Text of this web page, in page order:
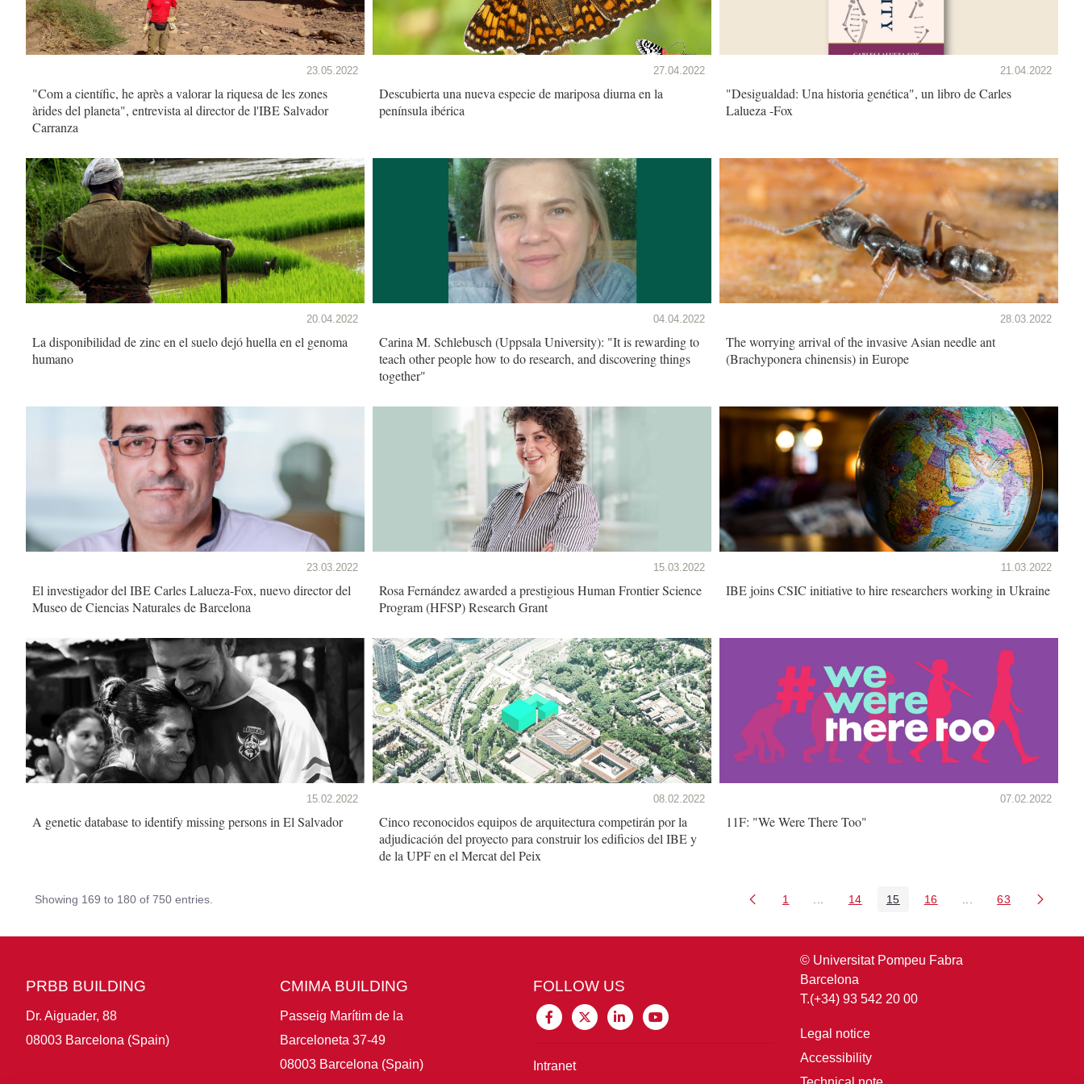
23.05.2022
"Com a científic, he après a valorar la riquesa de les zones
àrides del planeta", entrevista al director de l'IBE Salvador
Carranza
27.04.2022
Descubierta una nueva especie de mariposa diurna en la
península ibérica
21.04.2022
"Desigualdad: Una historia genética", un libro de Carles
Lalueza -Fox
20.04.2022
La disponibilidad de zinc en el suelo dejó huella en el genoma
humano
04.04.2022
Carina M. Schlebusch (Uppsala University): "It is rewarding to
teach other people how to do research, and discovering things
together"
28.03.2022
The worrying arrival of the invasive Asian needle ant
(Brachyponera chinensis) in Europe
23.03.2022
El investigador del IBE Carles Lalueza-Fox, nuevo director del
Museo de Ciencias Naturales de Barcelona
15.03.2022
Rosa Fernández awarded a prestigious Human Frontier Science
Program (HFSP) Research Grant
11.03.2022
IBE joins CSIC initiative to hire researchers working in Ukraine
15.02.2022
A genetic database to identify missing persons in El Salvador
08.02.2022
Cinco reconocidos equipos de arquitectura competirán por la
adjudicación del proyecto para construir los edificios del IBE y
de la UPF en el Mercat del Peix
07.02.2022
11F: "We Were There Too"
Showing 169 to 180 of 750 entries. Page
1 Intermediate Pages Use TAB to navigate.
Page
14 Page
15 Page
16 Intermediate Pages
Page
63
PRBB BUILDING
Dr. Aiguader, 88
08003 Barcelona (Spain)
CMIMA BUILDING
Passeig Marítim de la
Barceloneta 37-49
08003 Barcelona (Spain)
FOLLOW US
Intranet
© Universitat Pompeu Fabra
Barcelona
T.(+34) 93 542 20 00
Legal notice
Accessibility